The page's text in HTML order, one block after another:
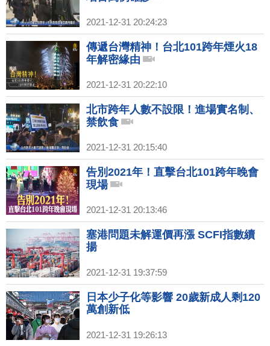
2021-12-31 20:24:23
傳遞台灣精神！台北101跨年煙火18
年解密緣由
2021-12-31 20:22:10
北市跨年人數不設限！進場實名制、
禁飲食
2021-12-31 20:15:40
告別2021年！直擊台北101跨年晚會
現場
2021-12-31 20:13:46
塞港問題未解運價再漲 SCFI指數續
揚
2021-12-31 19:37:59
日本少子化等影響 20歲新成人剩120
萬創新低
2021-12-31 19:26:13